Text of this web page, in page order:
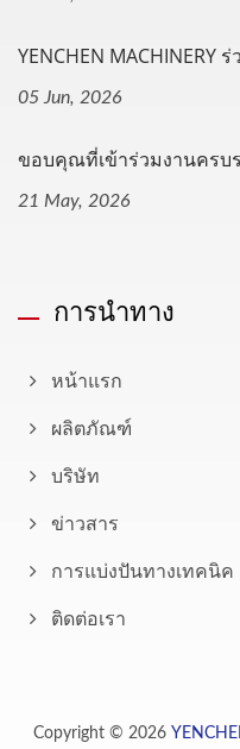
YENCHEN MACHINERY
05 Jun, 2026
ขอบคุณที่เข้าร่วมงานครบ
21 May, 2026
การนำทาง
หน้าแรก
ผลิตภัณฑ์
บริษัท
ข่าวสาร
การแบ่งปันทางเทคนิค
ติดต่อเรา
Copyright © 2026